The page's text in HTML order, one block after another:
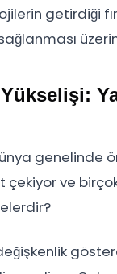
getirdiği
genelinde
ve